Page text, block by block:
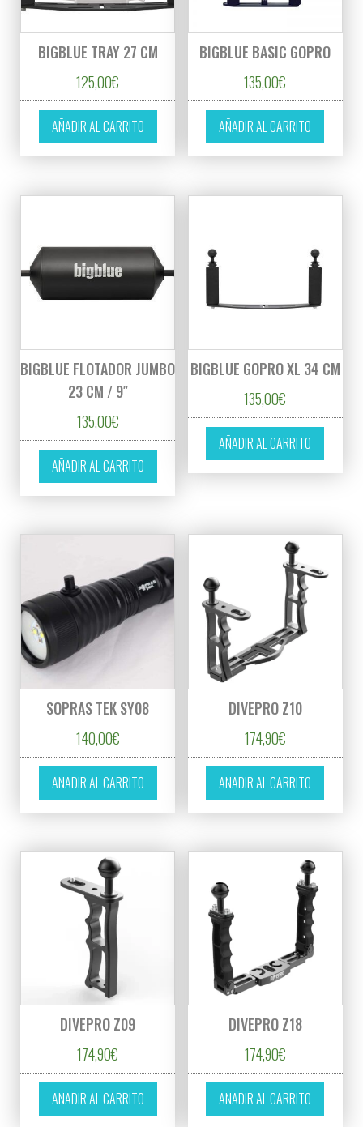
BIGBLUE TRAY 27 CM
125,00€
AÑADIR AL CARRITO
BIGBLUE BASIC GOPRO
135,00€
AÑADIR AL CARRITO
BIGBLUE FLOTADOR JUMBO
23 CM / 9″
135,00€
AÑADIR AL CARRITO
BIGBLUE GOPRO XL 34 CM
135,00€
AÑADIR AL CARRITO
SOPRAS TEK SY08
140,00€
AÑADIR AL CARRITO
DIVEPRO Z10
174,90€
AÑADIR AL CARRITO
DIVEPRO Z09
174,90€
AÑADIR AL CARRITO
DIVEPRO Z18
174,90€
AÑADIR AL CARRITO